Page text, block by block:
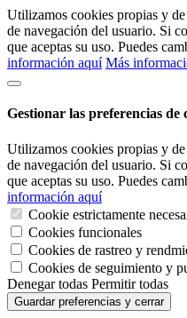
Utilizamos cookies propias y
de navegación del usuario. Si
que aceptas su uso. Puedes
información aquí Más
Gestionar las preferencias de
Utilizamos cookies propias y
de navegación del usuario. Si
que aceptas su uso. Puedes
información aquí
Cookie estrictamente
Cookies funcionales
Cookies de rastreo y
Cookies de seguimiento y
Denegar todas Permitir todas
Guardar preferencias y cerrar